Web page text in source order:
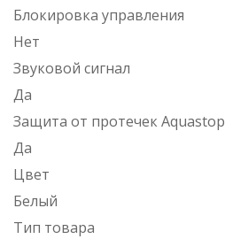
Блокировка управления
Нет
Звуковой сигнал
Да
Защита от протечек Aquastop
Да
Цвет
Белый
Тип товара